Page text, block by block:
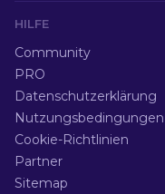
HILFE
Community
PRO
Datenschutzerklärung
Nutzungsbedingungen
Cookie-Richtlinien
Partner
Sitemap